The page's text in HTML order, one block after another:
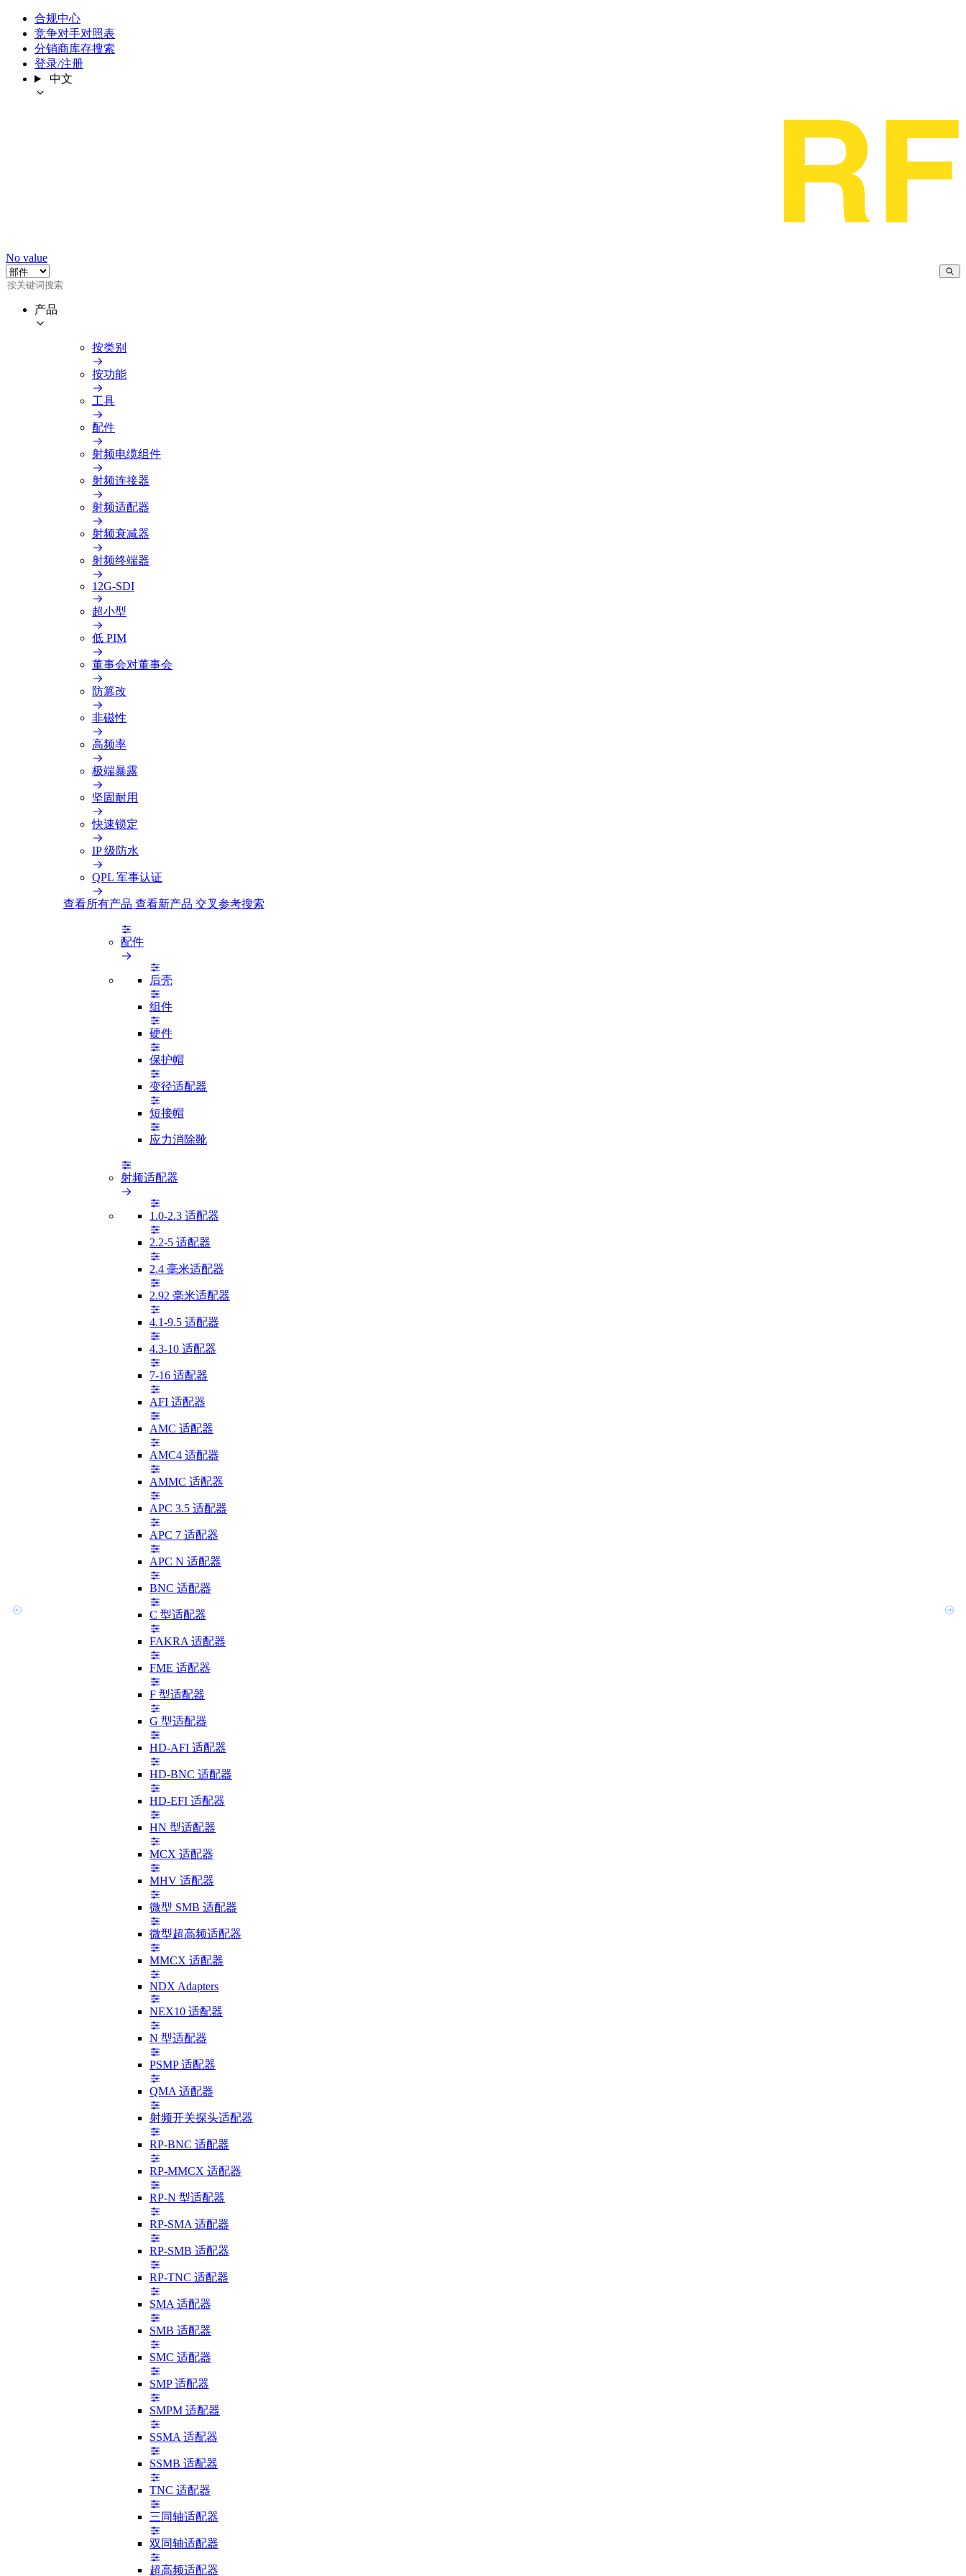
合规中心
竞争对手对照表
分销商库存搜索
登录/注册
中文
No value
产品
按类别
按功能
工具
配件
射频电缆组件
射频连接器
射频适配器
射频衰减器
射频终端器
12G-SDI
超小型
低 PIM
董事会对董事会
防篡改
非磁性
高频率
极端暴露
坚固耐用
快速锁定
IP 级防水
QPL 军事认证
查看所有产品 查看新产品 交叉参考搜索
配件
后壳
组件
硬件
保护帽
变径适配器
短接帽
应力消除靴
射频适配器
1.0-2.3 适配器
2.2-5 适配器
2.4 毫米适配器
2.92 毫米适配器
4.1-9.5 适配器
4.3-10 适配器
7-16 适配器
AFI 适配器
AMC 适配器
AMC4 适配器
AMMC 适配器
APC 3.5 适配器
APC 7 适配器
APC N 适配器
BNC 适配器
C 型适配器
FAKRA 适配器
FME 适配器
F 型适配器
G 型适配器
HD-AFI 适配器
HD-BNC 适配器
HD-EFI 适配器
HN 型适配器
MCX 适配器
MHV 适配器
微型 SMB 适配器
微型超高频适配器
MMCX 适配器
NDX Adapters
NEX10 适配器
N 型适配器
PSMP 适配器
QMA 适配器
射频开关探头适配器
RP-BNC 适配器
RP-MMCX 适配器
RP-N 型适配器
RP-SMA 适配器
RP-SMB 适配器
RP-TNC 适配器
SMA 适配器
SMB 适配器
SMC 适配器
SMP 适配器
SMPM 适配器
SSMA 适配器
SSMB 适配器
TNC 适配器
三同轴适配器
双同轴适配器
超高频适配器